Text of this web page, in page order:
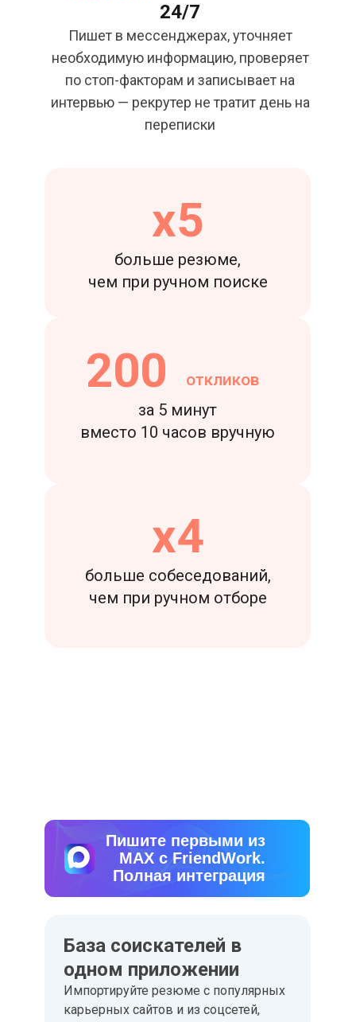
24/7
Пишет в мессенджерах, уточняет
необходимую информацию, проверяет
по стоп-факторам и записывает на
интервью — рекрутер не тратит день на
переписки
х5
больше резюме,
чем при ручном поиске
200
откликов
за 5 минут
вместо 10 часов вручную
х4
больше собеседований,
чем при ручном отборе
Пишите первыми из
МAX с FriendWork.
Полная интеграция
База соискателей в
одном приложении
Импортируйте резюме с популярных
карьерных сайтов и из соцсетей,